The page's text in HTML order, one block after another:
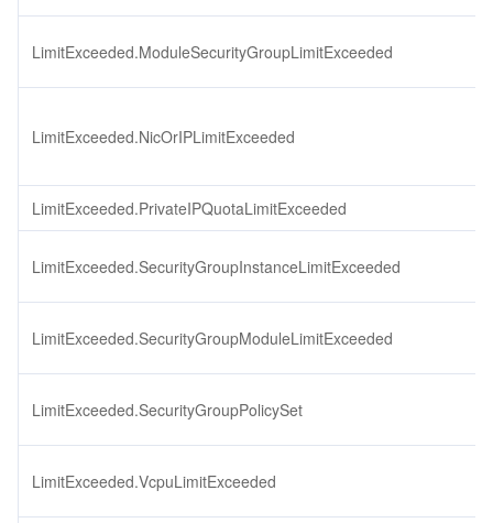
LimitExceeded.ModuleSecurityGroupLimitExceeded
LimitExceeded.NicOrIPLimitExceeded
LimitExceeded.PrivateIPQuotaLimitExceeded
LimitExceeded.SecurityGroupInstanceLimitExceeded
LimitExceeded.SecurityGroupModuleLimitExceeded
LimitExceeded.SecurityGroupPolicySet
LimitExceeded.VcpuLimitExceeded